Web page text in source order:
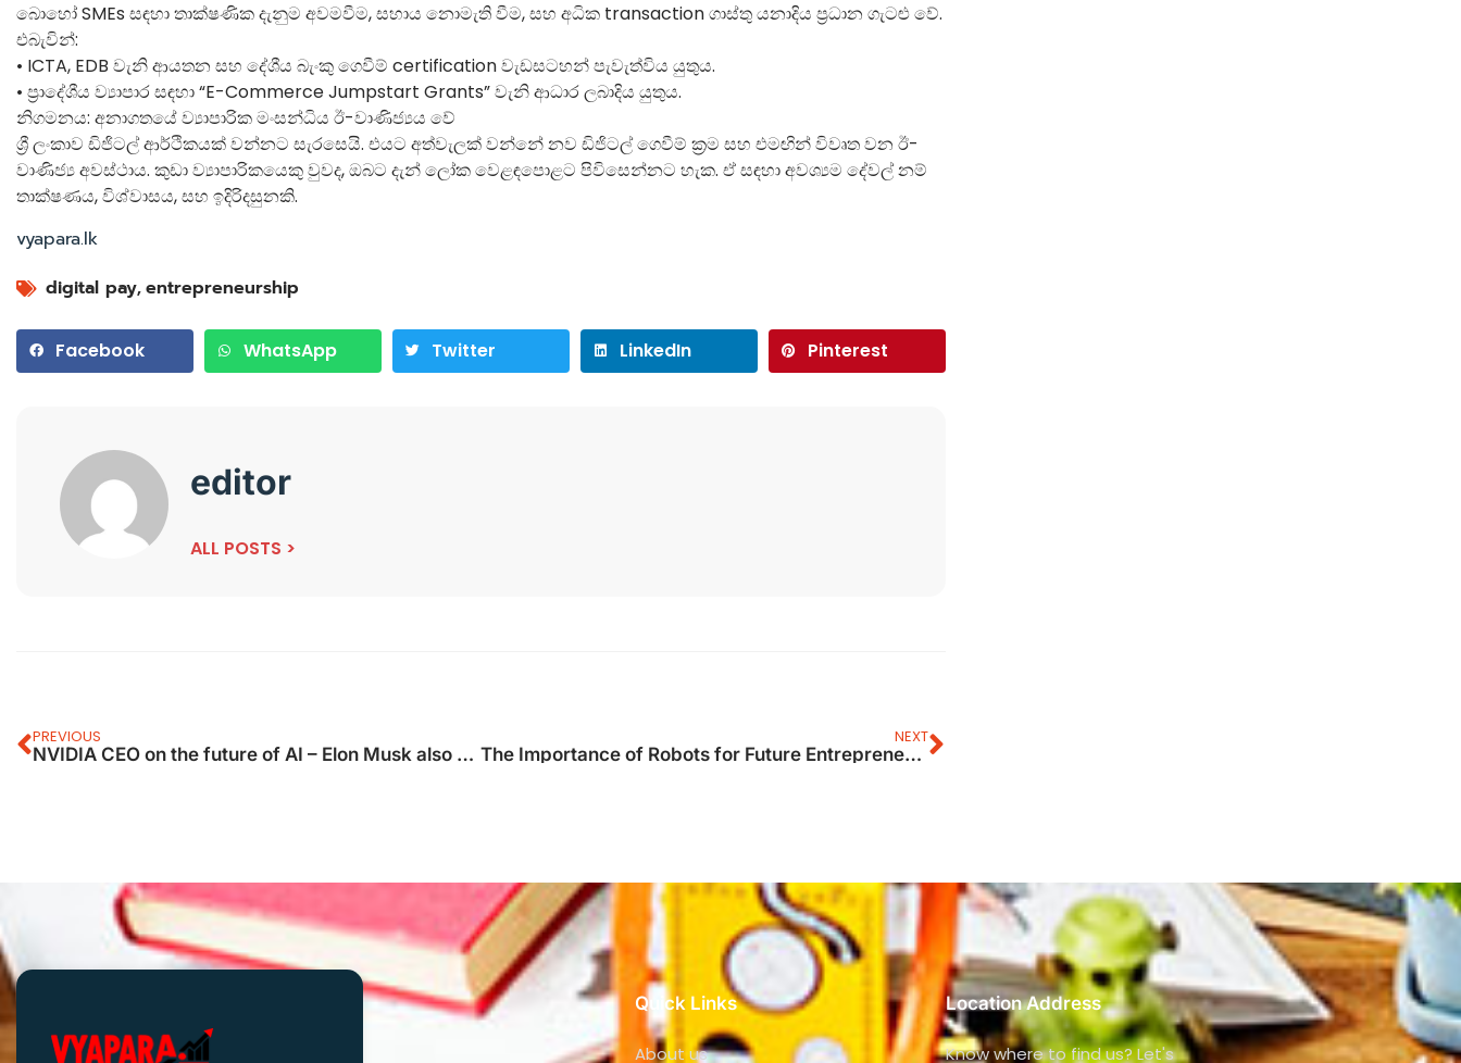
බොහෝ SMEs සඳහා තාක්ෂණික දැනුම අවමවීම, සහාය නොමැති වීම, සහ අධික transaction ගාස්තු යනාදිය ප්‍රධාන ගැටළු වේ.
එබැවින්:
• ICTA, EDB වැනි ආයතන සහ දේශීය බැංකු ගෙවීම් certification වැඩසටහන් පැවැත්විය යුතුය.
• ප්‍රාදේශීය ව්‍යාපාර සඳහා “E-Commerce Jumpstart Grants” වැනි ආධාර ලබාදිය යුතුය.
නිගමනය: අනාගතයේ ව්‍යාපාරික මංසන්ධිය ඊ-වාණිජ්‍යය වේ
ශ්‍රී ලංකාව ඩිජිටල් ආර්ථිකයක් වන්නට සැරසෙයි. එයට අත්වැලක් වන්නේ නව ඩිජිටල් ගෙවීම් ක්‍රම සහ එමඟින් විවෘත වන ඊ-
වාණිජ්‍ය අවස්ථාය. කුඩා ව්‍යාපාරිකයෙකු වුවද, ඔබට දැන් ලෝක වෙළඳපොළට පිවිසෙන්නට හැක. ඒ සඳහා අවශ්‍යම දේවල් නම්
තාක්ෂණය, විශ්වාසය, සහ ඉදිරිදසුනකි.
vyapara.lk
digital pay,entrepreneurship
Facebook WhatsApp Twitter LinkedIn Pinterest
editor
ALL POSTS >
PREVIOUS
NVIDIA CEO on the future of AI – Elon Musk also shares it
NEXT
The Importance of Robots for Future Entrepreneurs: Embracing Automation for Success
Quick Links
About us
Location Address
Know where to find us? Let's